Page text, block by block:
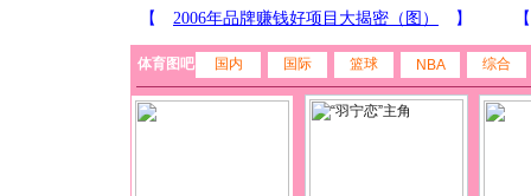
体育图吧 国内 国际 篮球 NBA 综合